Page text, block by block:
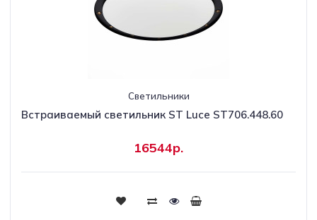
Светильники
Встраиваемый светильник ST Luce ST706.448.60
16544р.